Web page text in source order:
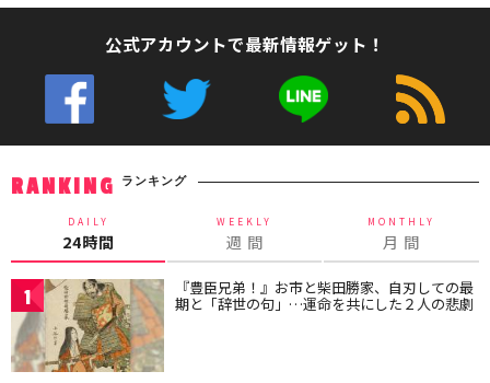
公式アカウントで最新情報ゲット！
RANKING ランキング
DAILY
24時間
WEEKLY
週 間
MONTHLY
月 間
1 『豊臣兄弟！』お市と柴田勝家、自刃しての最
期と「辞世の句」…運命を共にした２人の悲劇